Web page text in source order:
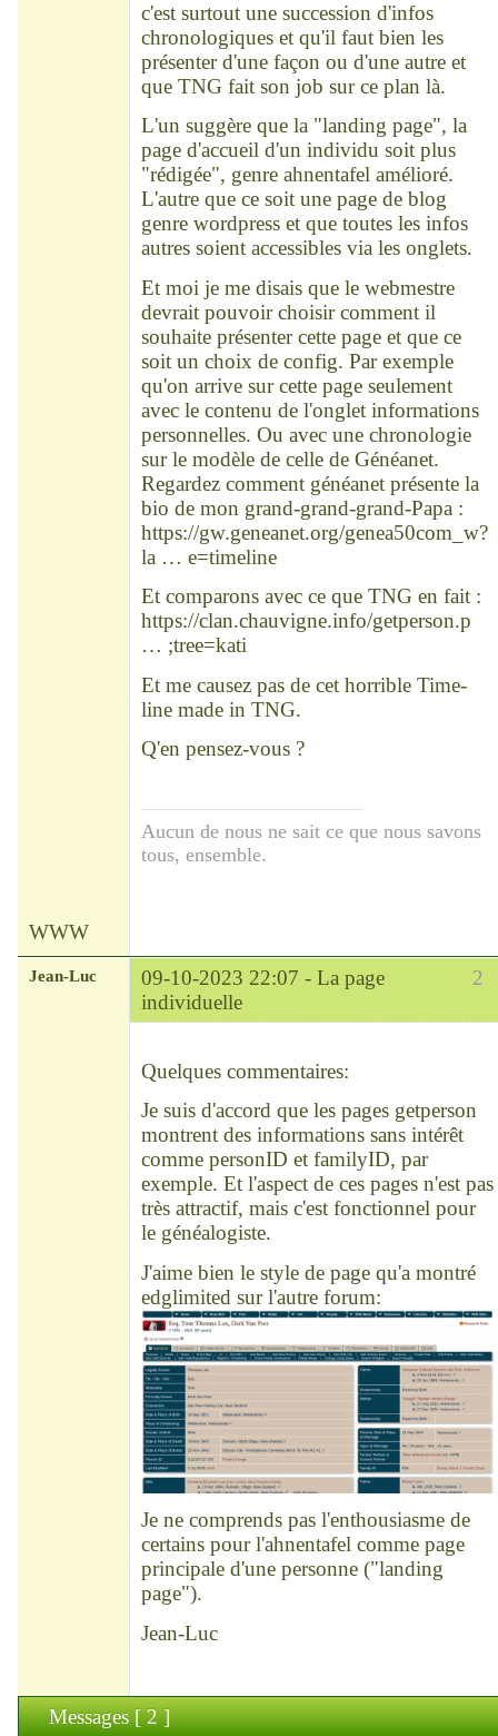
c'est surtout une succession d'infos
chronologiques et qu'il faut bien les
présenter d'une façon ou d'une autre et
que TNG fait son job sur ce plan là.
L'un suggère que la "landing page", la
page d'accueil d'un individu soit plus
"rédigée", genre ahnentafel amélioré.
L'autre que ce soit une page de blog
genre wordpress et que toutes les infos
autres soient accessibles via les onglets.
Et moi je me disais que le webmestre
devrait pouvoir choisir comment il
souhaite présenter cette page et que ce
soit un choix de config. Par exemple
qu'on arrive sur cette page seulement
avec le contenu de l'onglet informations
personnelles. Ou avec une chronologie
sur le modèle de celle de Généanet.
Regardez comment généanet présente la
bio de mon grand-grand-grand-Papa :
https://gw.geneanet.org/genea50com_w?
la … e=timeline
Et comparons avec ce que TNG en fait :
https://clan.chauvigne.info/getperson.p
… ;tree=kati
Et me causez pas de cet horrible Time-
line made in TNG.
Q'en pensez-vous ?
Aucun de nous ne sait ce que nous savons
tous, ensemble.
WWW
2
Jean-Luc 09-10-2023 22:07 - La page
individuelle
Quelques commentaires:
Je suis d'accord que les pages getperson
montrent des informations sans intérêt
comme personID et familyID, par
exemple. Et l'aspect de ces pages n'est pas
très attractif, mais c'est fonctionnel pour
le généalogiste.
J'aime bien le style de page qu'a montré
edglimited sur l'autre forum:
Je ne comprends pas l'enthousiasme de
certains pour l'ahnentafel comme page
principale d'une personne ("landing
page").
Jean-Luc
Messages [ 2 ]